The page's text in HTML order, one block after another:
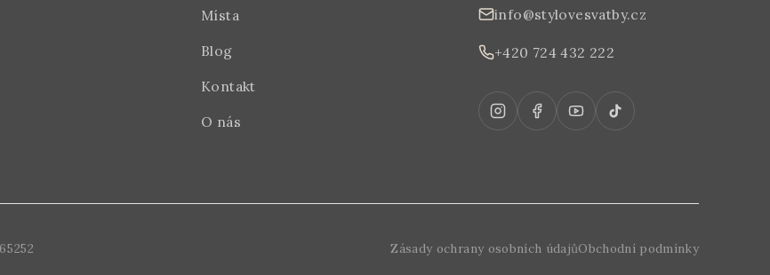
Místa
Blog
Kontakt
O nás
info@stylovesvatby.cz
+420 724 432 222
Zásady ochrany osobních údajůObchodní podmínky